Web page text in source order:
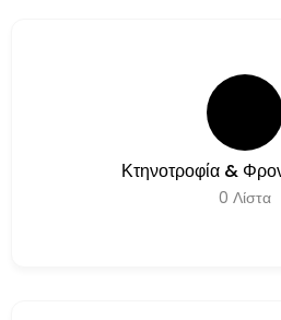
Κτηνοτροφία &
0 Λίστα